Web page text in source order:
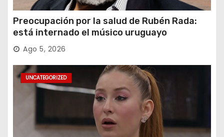
Preocupación por la salud de Rubén Rada:
está internado el músico uruguayo
Ago 5, 2026
UNCATEGORIZED